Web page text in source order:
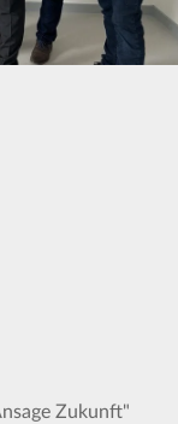
Zukunft"